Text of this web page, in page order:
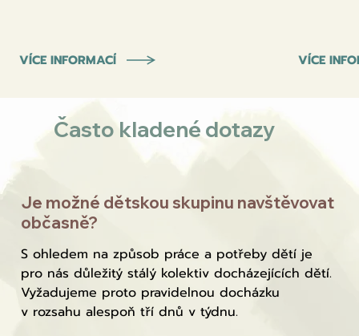
VÍCE INFORMACÍ VÍCE
Je možné dětskou skupinu navštěvovat
občasně?
S ohledem na způsob práce a potřeby dětí je
pro nás důležitý stálý kolektiv docházejících dětí.
Vyžadujeme proto pravidelnou docházku
v rozsahu alespoň tří dnů v týdnu.
Často kladené dotazy